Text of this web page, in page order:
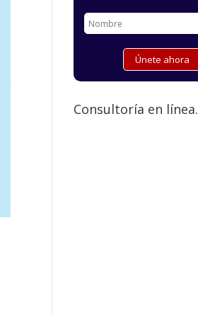
Consultoría en línea.